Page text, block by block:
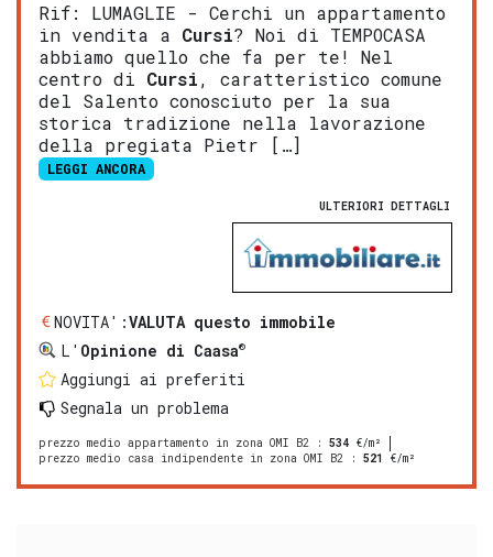
Rif: LUMAGLIE - Cerchi un appartamento
in vendita a Cursi? Noi di TEMPOCASA
abbiamo quello che fa per te! Nel
centro di Cursi, caratteristico comune
del Salento conosciuto per la sua
storica tradizione nella lavorazione
della pregiata Pietr […]
LEGGI ANCORA
ULTERIORI DETTAGLI
NOVITA':VALUTA questo immobile
L' Opinione di Caasa®
Aggiungi ai preferiti
Segnala un problema
prezzo medio appartamento in zona OMI B2 : 534 €/m²
prezzo medio casa indipendente in zona OMI B2 : 521 €/m²